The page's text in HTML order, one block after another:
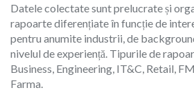
Datele colectate sunt prelucrate și
rapoarte diferențiate în funcție de
pentru anumite industrii, de
nivelul de experiență. Tipurile de
Business, Engineering, IT&C, Retail,
Farma.